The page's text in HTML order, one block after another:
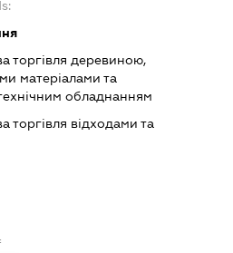
торгівля деревиною,
матеріалами та
обладнанням
торгівля відходами та